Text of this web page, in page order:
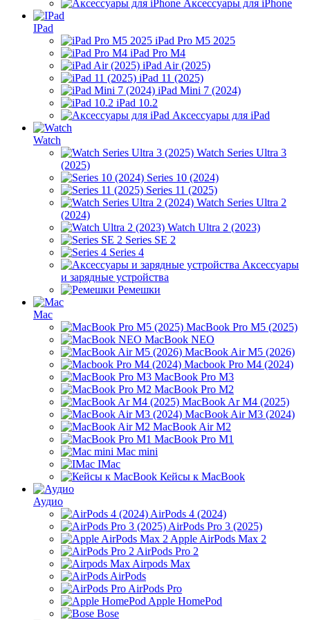
Аксессуары для iPhone
IPad
iPad Pro M5 2025
iPad Pro M4
iPad Air (2025)
iPad 11 (2025)
iPad Mini 7 (2024)
iPad 10.2
Аксессуары для iPad
Watch
Watch Series Ultra 3
(2025)
Series 10 (2024)
Series 11 (2025)
Watch Series Ultra 2
(2024)
Watch Ultra 2 (2023)
Series SE 2
Series 4
Аксессуары
и зарядные устройства
Ремешки
Mac
MacBook Pro M5 (2025)
MacBook NEO
MacBook Air M5 (2026)
Macbook Pro M4 (2024)
MacBook Pro M3
MacBook Pro M2
MacBook Ar M4 (2025)
MacBook Air M3 (2024)
MacBook Air M2
MacBook Pro M1
Mac mini
IMac
Кейсы к MacBook
Аудио
AirPods 4 (2024)
AirPods Pro 3 (2025)
Apple AirPods Max 2
AirPods Pro 2
Airpods Max
AirPods
AirPods Pro
Apple HomePod
Bose